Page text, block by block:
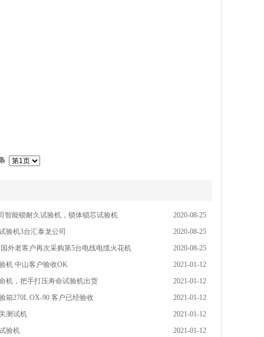
2020-08-25
智能锁耐久试验机，锁体锁芯试验机
2020-08-25
验机3台汇泰龙公司
2020-08-25
外老客户再次采购第5台电线电缆火花机
2021-01-12
机 中山客户验收OK
2021-01-12
机，把手打压寿命试验机出货
2021-01-12
箱270L OX-90 客户已经验收
2021-01-12
测试机
2021-01-12
验机